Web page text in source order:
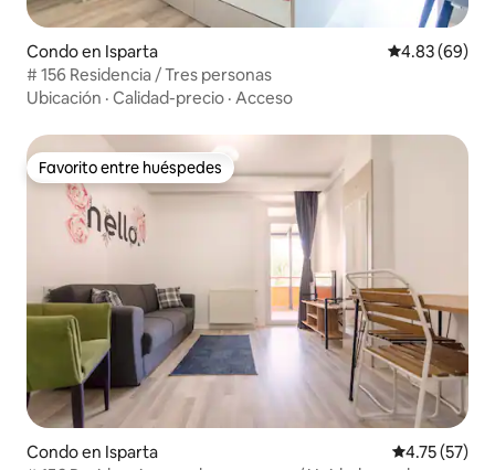
Condo en Isparta Calificación
4.83 (69)
# 156 Residencia / Tres personas
Ubicación · Calidad-precio · Acceso
Favorito entre huéspedes
Favorito entre huéspedes
Condo en Isparta Calificación
4.75 (57)